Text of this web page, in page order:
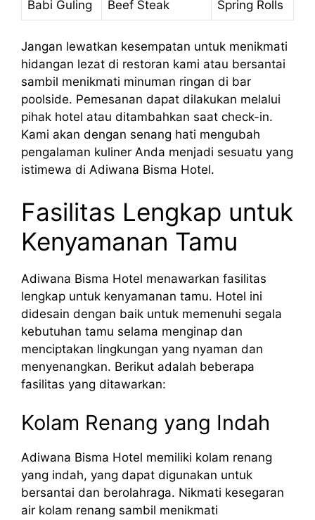
Babi Guling Beef Steak Spring Rolls
Jangan lewatkan kesempatan untuk menikmati
hidangan lezat di restoran kami atau bersantai
sambil menikmati minuman ringan di bar
poolside. Pemesanan dapat dilakukan melalui
pihak hotel atau ditambahkan saat check-in.
Kami akan dengan senang hati mengubah
pengalaman kuliner Anda menjadi sesuatu yang
istimewa di Adiwana Bisma Hotel.
Fasilitas Lengkap untuk
Kenyamanan Tamu
Adiwana Bisma Hotel menawarkan fasilitas
lengkap untuk kenyamanan tamu. Hotel ini
didesain dengan baik untuk memenuhi segala
kebutuhan tamu selama menginap dan
menciptakan lingkungan yang nyaman dan
menyenangkan. Berikut adalah beberapa
fasilitas yang ditawarkan:
Kolam Renang yang Indah
Adiwana Bisma Hotel memiliki kolam renang
yang indah, yang dapat digunakan untuk
bersantai dan berolahraga. Nikmati kesegaran
air kolam renang sambil menikmati